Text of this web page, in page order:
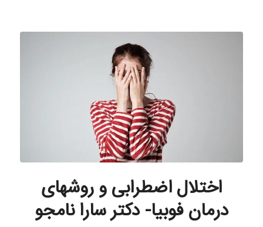
اختلال اضطرابی و روشهای
درمان فوبیا- دکتر سارا نامجو